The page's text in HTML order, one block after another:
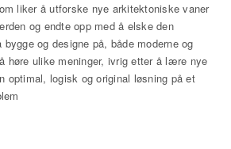
liker å utforske nye arkitektoniske vaner
og endte opp med å elske den
og designe på, både moderne og
høre ulike meninger, ivrig etter å lære nye
optimal, logisk og original løsning på et